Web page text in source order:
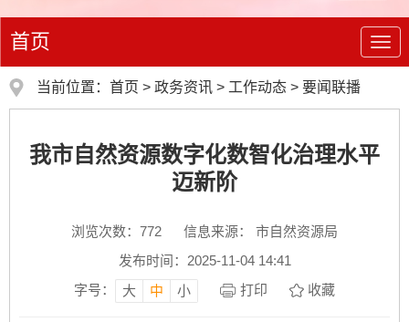
导
首页
当前位置： 首页 > 政务资讯 > 工作动态 > 要闻联播
我市自然资源数字化数智化治理水平
迈新阶
浏览次数： 772
信息来源： 市自然资源局
发布时间：2025-11-04 14:41
字号：
大 中 小 打印 收藏